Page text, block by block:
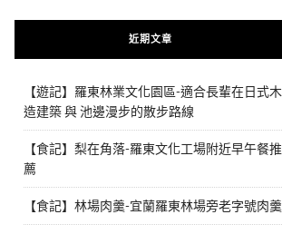
近期文章
【遊記】羅東林業文化園區-適合長輩在日式木
造建築 與 池邊漫步的散步路線
【食記】梨在角落-羅東文化工場附近早午餐推
薦
【食記】林場肉羹-宜蘭羅東林場旁老字號肉羹